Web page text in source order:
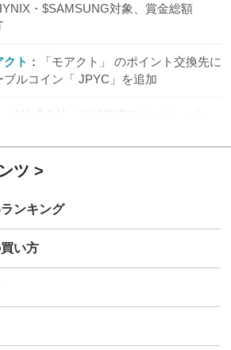
・$SAMSUNG対象、賞金総額
ト
「モアクト」 のポイント交換先に
ブルコイン「 JPYC」を追加
ド株式会社
信託型円建てステーブル
ツ
ンキング
い方